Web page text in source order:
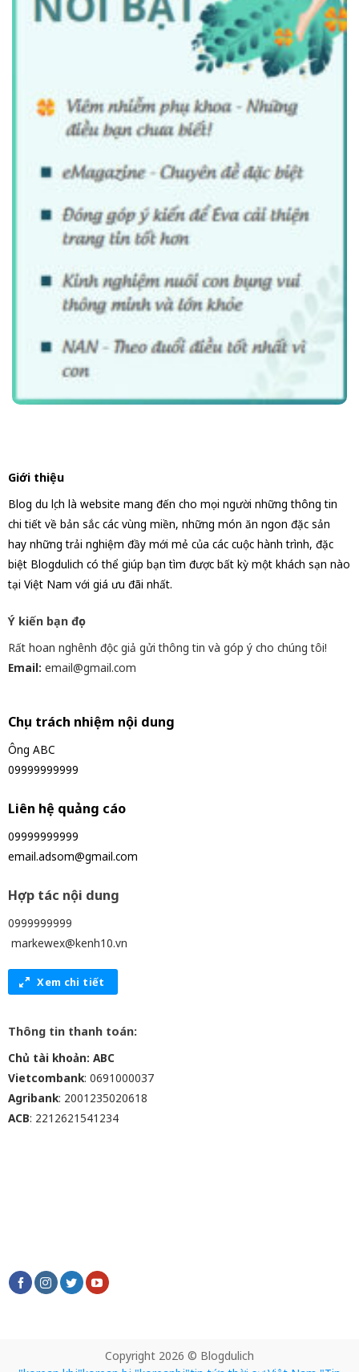
Giới thiệu
Blog du lịch là website mang đến cho mọi người những thông tin
chi tiết về bản sắc các vùng miền, những món ăn ngon đặc sản
hay những trải nghiệm đầy mới mẻ của các cuộc hành trình, đặc
biệt Blogdulich có thể giúp bạn tìm được bất kỳ một khách sạn nào
tại Việt Nam với giá ưu đãi nhất.
Ý kiến bạn đọc
Rất hoan nghênh độc giả gửi thông tin và góp ý cho chúng tôi!
Email: email@gmail.com
Chịu trách nhiệm nội dung
Ông ABC
09999999999
Liên hệ quảng cáo
09999999999
email.adsom@gmail.com
Hợp tác nội dung
0999999999
markewex@kenh10.vn
Xem chi tiết
Thông tin thanh toán:
Chủ tài khoản: ABC
Vietcombank: 0691000037
Agribank: 2001235020618
ACB: 2212621541234
Copyright 2026 © Blogdulich